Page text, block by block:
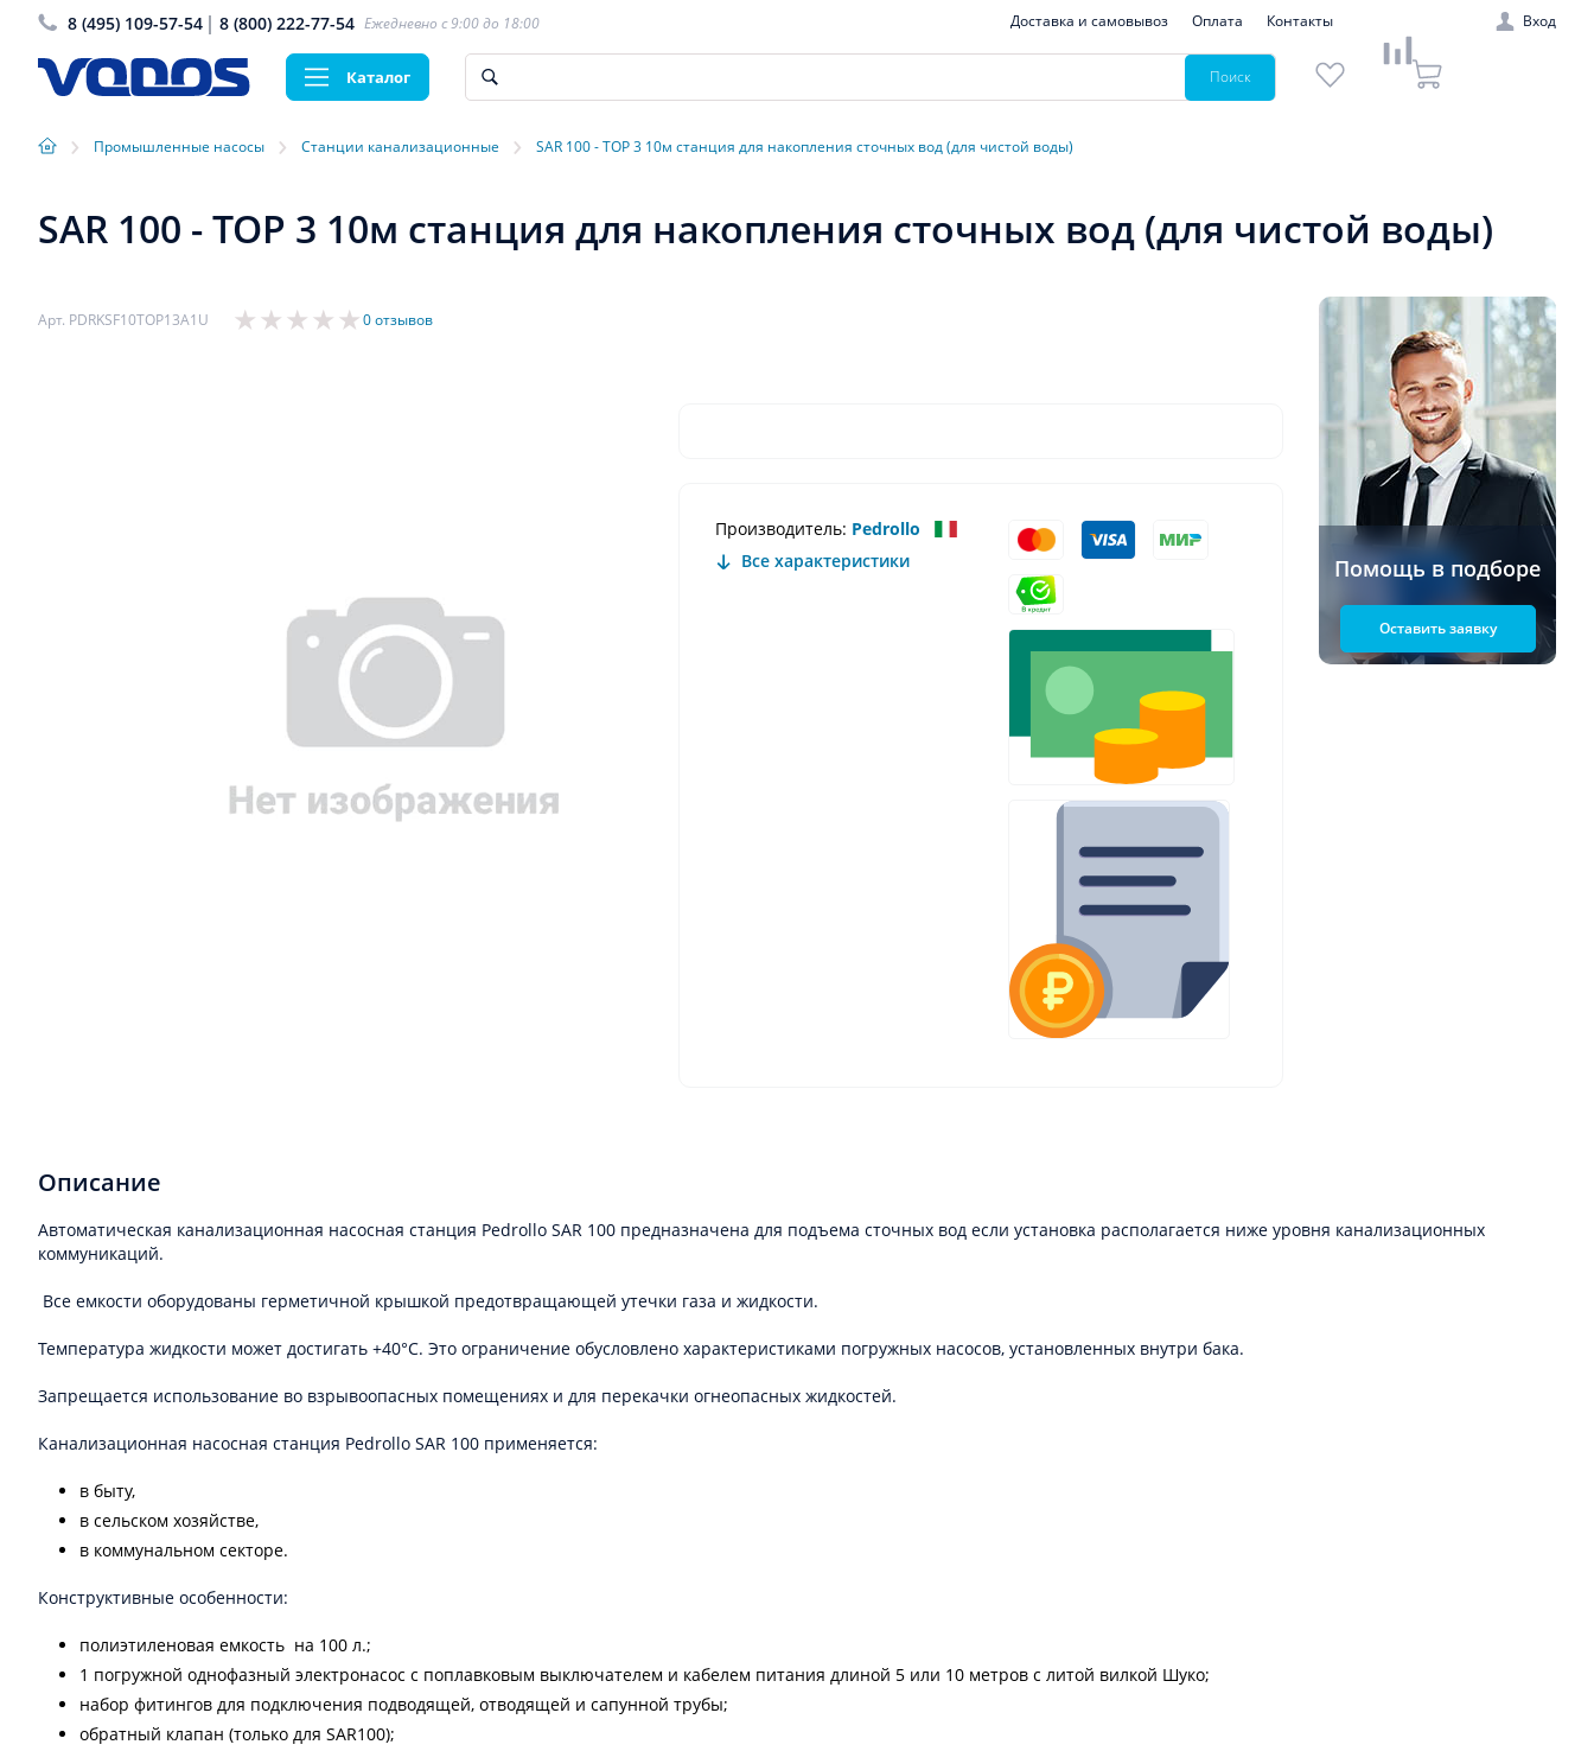
8 (495) 109-57-54 8 (800) 222-77-54 Ежедневно с 9:00 до 18:00 Доставка и самовывоз Оплата Контакты Вход
Каталог Поиск
› Промышленные насосы › Станции канализационные › SAR 100 - TOP 3 10м станция для накопления сточных вод (для чистой воды)
SAR 100 - TOP 3 10м станция для накопления сточных вод (для чистой воды)
Арт. PDRKSF10TOP13A1U 0 отзывов
Производитель: Pedrollo
Все характеристики
Помощь в подборе
Оставить заявку
Описание
Автоматическая канализационная насосная станция Pedrollo SAR 100 предназначена для подъема сточных вод если установка располагается ниже уровня канализационных
коммуникаций.
Все емкости оборудованы герметичной крышкой предотвращающей утечки газа и жидкости.
Температура жидкости может достигать +40°C. Это ограничение обусловлено характеристиками погружных насосов, установленных внутри бака.
Запрещается использование во взрывоопасных помещениях и для перекачки огнеопасных жидкостей.
Канализационная насосная станция Pedrollo SAR 100 применяется:
в быту,
в сельском хозяйстве,
в коммунальном секторе.
Конструктивные особенности:
полиэтиленовая емкость на 100 л.;
1 погружной однофазный электронасос с поплавковым выключателем и кабелем питания длиной 5 или 10 метров с литой вилкой Шуко;
набор фитингов для подключения подводящей, отводящей и сапунной трубы;
обратный клапан (только для SAR100);